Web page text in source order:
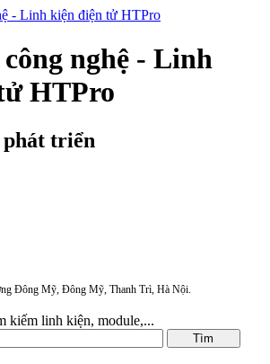
nghệ - Linh
HTPro
triển
Đông Mỹ, Đông Mỹ, Thanh Trì, Hà Nội.
kiếm linh kiện, module,...